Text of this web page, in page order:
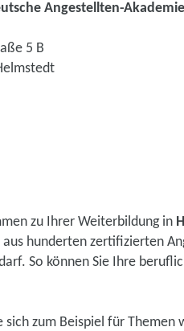
Angestellten-Akademie
5 B
zu Ihrer Weiterbildung in
hunderten zertifizierten
So können Sie Ihre
sich zum Beispiel für